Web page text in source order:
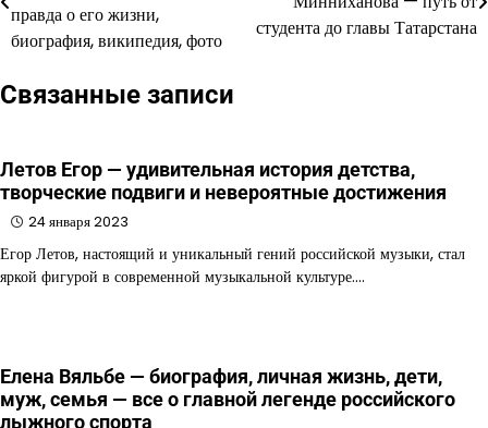
по
записям
правда о его жизни,
биография, википедия, фото
студента до главы Татарстана
Связанные записи
Летов Егор — удивительная история детства,
творческие подвиги и невероятные достижения
24 января 2023
Егор Летов, настоящий и уникальный гений российской музыки, стал
яркой фигурой в современной музыкальной культуре.…
Елена Вяльбе — биография, личная жизнь, дети,
муж, семья — все о главной легенде российского
лыжного спорта